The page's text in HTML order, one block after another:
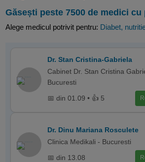
Găsești peste 7500 de medici
Alege medicul potrivit pentru: Diabet,
Dr. Stan Cristina-Gabriela
Cabinet Dr. Stan Cristina
Bucuresti
📅 din 01.09 • 👍 5
Dr. Dinu Mariana Rosculete
Clinica Medikali - Bucuresti
📅 din 13.08